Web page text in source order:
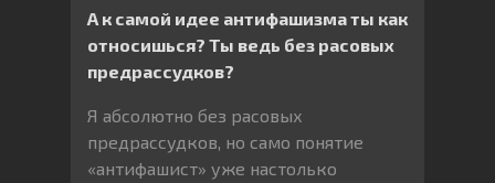
А к самой идее антифашизма ты как
относишься? Ты ведь без расовых
предрассудков?
Я абсолютно без расовых
предрассудков, но само понятие
«антифашист» уже настолько